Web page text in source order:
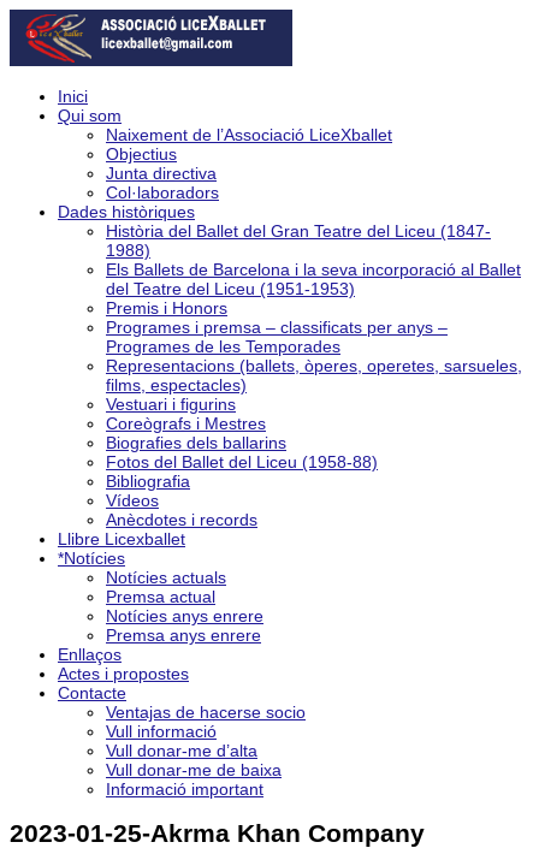
Inici
Qui som
Naixement de l’Associació LiceXballet
Objectius
Junta directiva
Col·laboradors
Dades històriques
Història del Ballet del Gran Teatre del Liceu (1847-
1988)
Els Ballets de Barcelona i la seva incorporació al Ballet
del Teatre del Liceu (1951-1953)
Premis i Honors
Programes i premsa – classificats per anys –
Programes de les Temporades
Representacions (ballets, òperes, operetes, sarsueles,
films, espectacles)
Vestuari i figurins
Coreògrafs i Mestres
Biografies dels ballarins
Fotos del Ballet del Liceu (1958-88)
Bibliografia
Vídeos
Anècdotes i records
Llibre Licexballet
*Notícies
Notícies actuals
Premsa actual
Notícies anys enrere
Premsa anys enrere
Enllaços
Actes i propostes
Contacte
Ventajas de hacerse socio
Vull informació
Vull donar-me d’alta
Vull donar-me de baixa
Informació important
2023-01-25-Akrma Khan Company